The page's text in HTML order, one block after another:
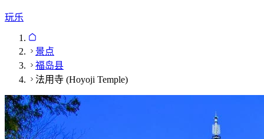
玩乐
景点
福岛县
法用寺 (Hoyoji Temple)